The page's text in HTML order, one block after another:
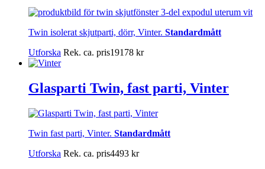
Twin isolerat skjutparti, dörr, Vinter. Standardmått
Utforska Rek. ca. pris19178 kr
Glasparti Twin, fast parti, Vinter
Twin fast parti, Vinter. Standardmått
Utforska Rek. ca. pris4493 kr